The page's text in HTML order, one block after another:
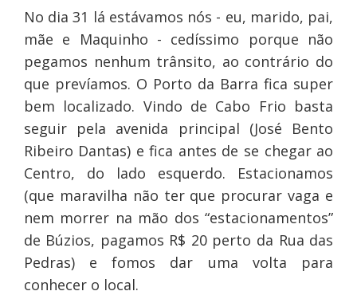
No dia 31 lá estávamos nós - eu, marido, pai,
mãe e Maquinho - cedíssimo porque não
pegamos nenhum trânsito, ao contrário do
que prevíamos. O Porto da Barra fica super
bem localizado. Vindo de Cabo Frio basta
seguir pela avenida principal (José Bento
Ribeiro Dantas) e fica antes de se chegar ao
Centro, do lado esquerdo. Estacionamos
(que maravilha não ter que procurar vaga e
nem morrer na mão dos “estacionamentos”
de Búzios, pagamos R$ 20 perto da Rua das
Pedras) e fomos dar uma volta para
conhecer o local.